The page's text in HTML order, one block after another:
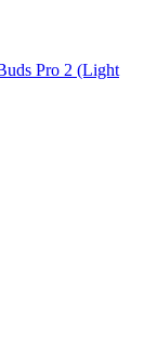
Pro 2 (Light